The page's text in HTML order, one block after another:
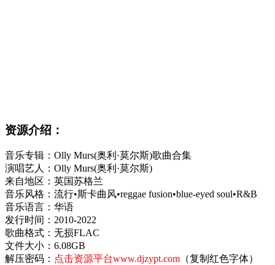
资源介绍：
音乐专辑：Olly Murs(奥利·莫尔斯)歌曲合集
演唱艺人：Olly Murs(奥利·莫尔斯)
来自地区：英国苏格兰
音乐风格：流行•斯卡曲风•reggae fusion•blue-eyed soul•R&B
音乐语言：华语
发行时间：2010-2022
歌曲格式：无损FLAC
文件大小：6.08GB
解压密码： 点击资源平台www.djzypt.com （复制红色字体）